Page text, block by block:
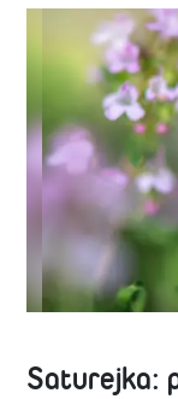
Saturejka: